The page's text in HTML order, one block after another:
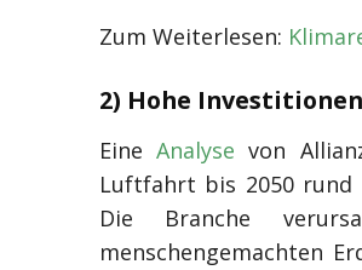
Zum Weiterlesen:
2) Hohe
Eine Analyse von
Luftfahrt bis 2050 rund
Die Branche
menschengemachten